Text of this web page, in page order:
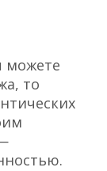
можете
то